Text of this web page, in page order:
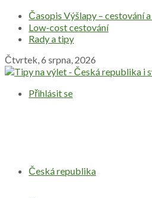
Časopis Výšlapy – cestování
Low-cost cestování
Rady a tipy
Čtvrtek, 6 srpna, 2026
Přihlásit se
Česká republika